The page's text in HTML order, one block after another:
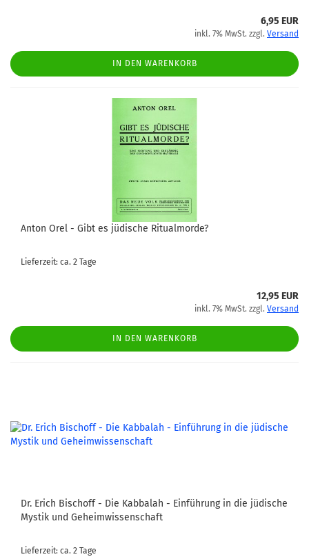
6,95 EUR
inkl. 7% MwSt. zzgl. Versand
IN DEN WARENKORB
Anton Orel - Gibt es jüdische Ritualmorde?
Lieferzeit: ca. 2 Tage
12,95 EUR
inkl. 7% MwSt. zzgl. Versand
IN DEN WARENKORB
Dr. Erich Bischoff - Die Kabbalah - Einführung in die jüdische
Mystik und Geheimwissenschaft
Lieferzeit: ca. 2 Tage